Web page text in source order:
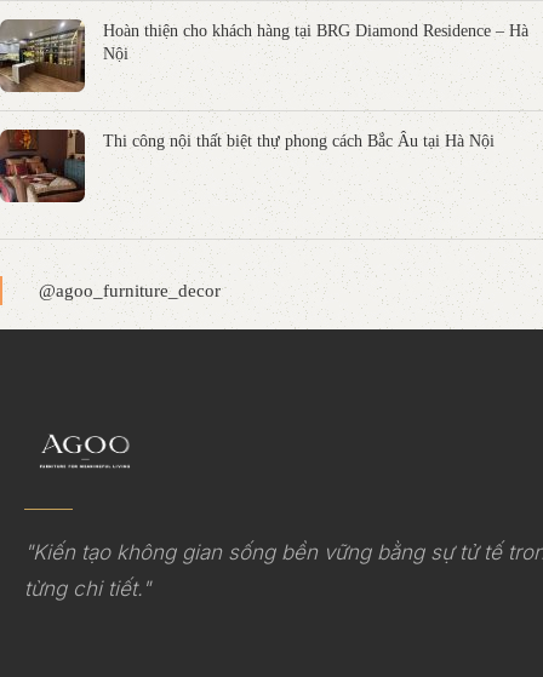
Hoàn thiện cho khách hàng tại BRG Diamond Residence – Hà
Nội
Thi công nội thất biệt thự phong cách Bắc Âu tại Hà Nội
@agoo_furniture_decor
"Kiến tạo không gian sống bền vững bằng sự tử tế
từng chi tiết."